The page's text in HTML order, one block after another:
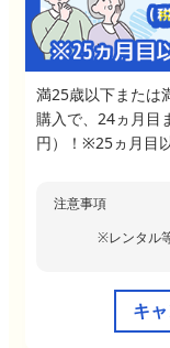
満25歳以下または
購入で、24ヵ月目
円）！※25ヵ月目
注意事項
レンタル
キ